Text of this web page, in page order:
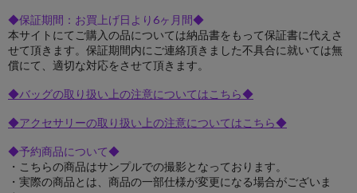
◆保証期間：お買上げ日より6ヶ月間◆
本サイトにてご購入の品については納品書をもって保証書に代えさ
せて頂きます。保証期間内にご連絡頂きました不具合に就いては無
償にて、適切な対応をさせて頂きます。
◆バッグの取り扱い上の注意についてはこちら◆
◆アクセサリーの取り扱い上の注意についてはこちら◆
◆予約商品について◆
・こちらの商品はサンプルでの撮影となっております。
・実際の商品とは、商品の一部仕様が変更になる場合がございま